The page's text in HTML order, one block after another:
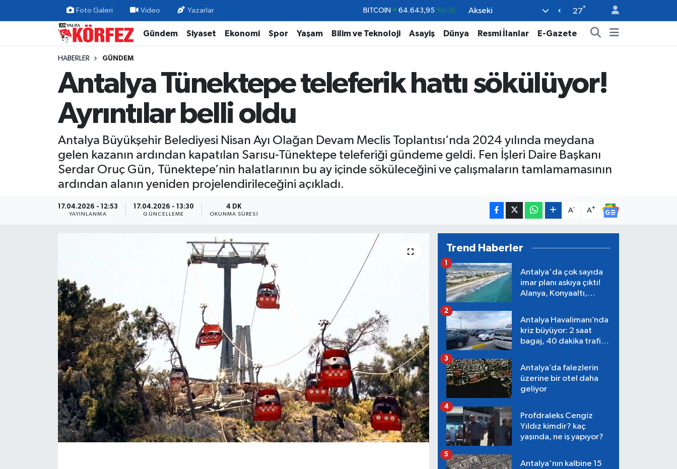
Foto Galeri Video Yazarlar DOLAR 47,6704 %0
EURO 55,0406 %-0.08
BİST100 13.799 %70
Akseki 27°
Gündem Siyaset Ekonomi Spor Yaşam Bilim ve Teknoloji Asayiş Dünya Resmi İlanlar E-Gazete
HABERLER GÜNDEM
Antalya Tünektepe teleferik hattı sökülüyor!
Ayrıntılar belli oldu
Antalya Büyükşehir Belediyesi Nisan Ayı Olağan Devam Meclis Toplantısı’nda 2024 yılında meydana
gelen kazanın ardından kapatılan Sarısu-Tünektepe teleferiği gündeme geldi. Fen İşleri Daire Başkanı
Serdar Oruç Gün, Tünektepe’nin halatlarının bu ay içinde söküleceğini ve çalışmaların tamlamamasının
ardından alanın yeniden projelendirileceğini açıkladı.
17.04.2026 - 12:53
YAYINLANMA
17.04.2026 - 13:30
GÜNCELLEME
4 DK
OKUNMA SÜRESI
A- A+
Trend Haberler
Antalya'da çok sayıda
imar planı askıya çıktı!
Alanya, Konyaaltı,
1
Antalya Havalimanı’nda
kriz büyüyor: 2 saat
bagaj, 40 dakika trafik,
2
Antalya’da falezlerin
üzerine bir otel daha
geliyor
3
Profdraleks Cengiz
Yıldız kimdir? kaç
yaşında, ne iş yapıyor?
4
Antalya'nın kalbine 15
5
Gündem
Yerel Yönetim
Ekonomi
Magazin
Kültür ve Sanat
Sivil Toplum
Nöbetçi Eczaneler
Trafik Durumu
Süper Lig Puan Durumu ve Fikstür
Tüm Manşetler
Son Dakika Haberleri